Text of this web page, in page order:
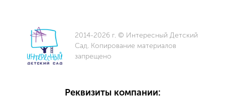
2014-2026 г. © Интересный Детский
Сад. Копирование материалов
запрещено
Реквизиты компании: